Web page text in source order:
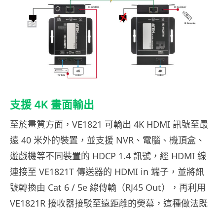
支援 4K 畫面輸出
至於畫質方面，VE1821 可輸出 4K HDMI 訊號至最
遠 40 米外的裝置，並支援 NVR、電腦、機頂盒、
遊戲機等不同裝置的 HDCP 1.4 訊號，經 HDMI 線
連接至 VE1821T 傳送器的 HDMI in 端子，並將訊
號轉換由 Cat 6 / 5e 線傳輸（RJ45 Out），再利用
VE1821R 接收器接駁至遠距離的熒幕，這種做法既